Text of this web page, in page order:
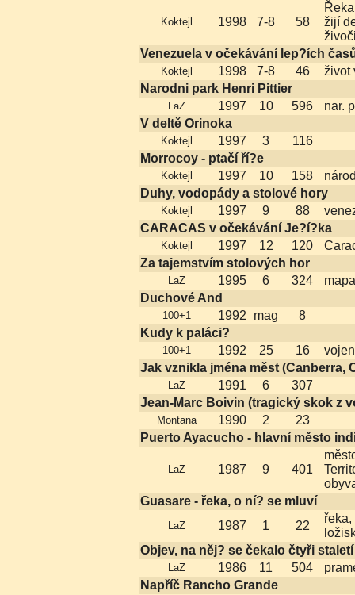
Koktejl 1998 7-8 58
žijí
Venezuela v očekávání lep?ích
Koktejl 1998 7-8 46
život
Narodni park Henri Pittier
LaZ 1997 10 596
nar.
V deltě Orinoka
Koktejl 1997 3
116
Morrocoy - ptačí ří?e
Koktejl 1997 10 158
Duhy, vodopády a stolové hory
Koktejl 1997 9 88
CARACAS v očekávání Je?í?ka
Koktejl 1997 12 120
Za tajemstvím stolových hor
LaZ 1995 6 324
mapa
Duchové And
100+1 1992 mag
8
Kudy k paláci?
100+1 1992 25 16
Jak vznikla jména měst (Canberra,
LaZ 1991 6
307
Jean-Marc Boivin (tragický skok z
Montana 1990 2
23
Puerto Ayacucho - hlavní město
LaZ 1987 9 401
Guasare - řeka, o ní? se mluví
LaZ 1987 1 22
Objev, na něj? se čekalo čtyři staletí
LaZ 1986 11 504
Napříč Rancho Grande